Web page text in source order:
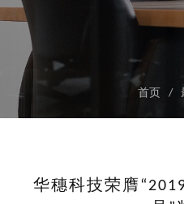
首页 /
华穗科技荣膺